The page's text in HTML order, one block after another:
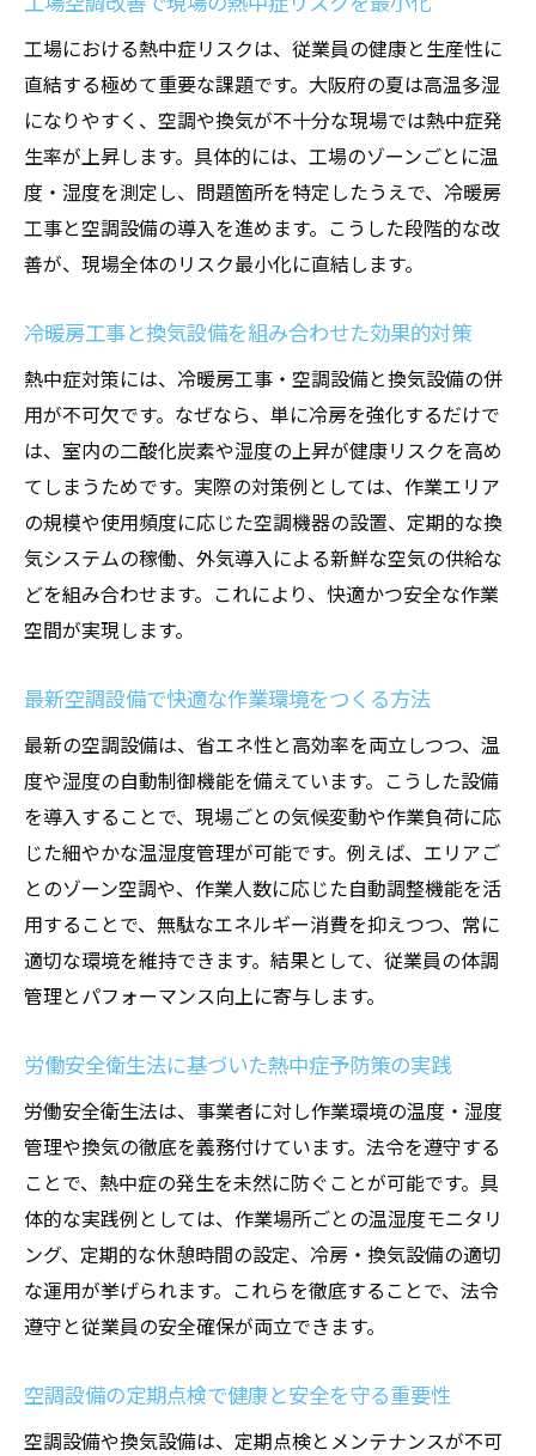
工場における熱中症リスクは、従業員の健康と生産性に
直結する極めて重要な課題です。大阪府の夏は高温多湿
になりやすく、空調や換気が不十分な現場では熱中症発
生率が上昇します。具体的には、工場のゾーンごとに温
度・湿度を測定し、問題箇所を特定したうえで、冷暖房
工事と空調設備の導入を進めます。こうした段階的な改
善が、現場全体のリスク最小化に直結します。
冷暖房工事と換気設備を組み合わせた効果的対策
熱中症対策には、冷暖房工事・空調設備と換気設備の併
用が不可欠です。なぜなら、単に冷房を強化するだけで
は、室内の二酸化炭素や湿度の上昇が健康リスクを高め
てしまうためです。実際の対策例としては、作業エリア
の規模や使用頻度に応じた空調機器の設置、定期的な換
気システムの稼働、外気導入による新鮮な空気の供給な
どを組み合わせます。これにより、快適かつ安全な作業
空間が実現します。
最新空調設備で快適な作業環境をつくる方法
最新の空調設備は、省エネ性と高効率を両立しつつ、温
度や湿度の自動制御機能を備えています。こうした設備
を導入することで、現場ごとの気候変動や作業負荷に応
じた細やかな温湿度管理が可能です。例えば、エリアご
とのゾーン空調や、作業人数に応じた自動調整機能を活
用することで、無駄なエネルギー消費を抑えつつ、常に
適切な環境を維持できます。結果として、従業員の体調
管理とパフォーマンス向上に寄与します。
労働安全衛生法に基づいた熱中症予防策の実践
労働安全衛生法は、事業者に対し作業環境の温度・湿度
管理や換気の徹底を義務付けています。法令を遵守する
ことで、熱中症の発生を未然に防ぐことが可能です。具
体的な実践例としては、作業場所ごとの温湿度モニタリ
ング、定期的な休憩時間の設定、冷房・換気設備の適切
な運用が挙げられます。これらを徹底することで、法令
遵守と従業員の安全確保が両立できます。
空調設備の定期点検で健康と安全を守る重要性
空調設備や換気設備は、定期点検とメンテナンスが不可